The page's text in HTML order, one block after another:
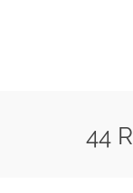
44